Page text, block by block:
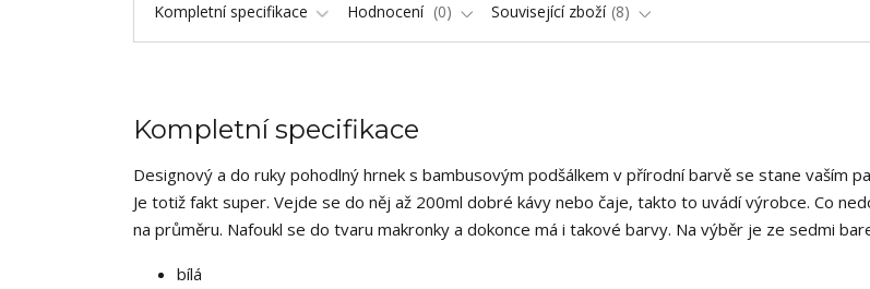
Kompletní specifikace Hodnocení 0 Související zboží 8
Kompletní specifikace
Designový a do ruky pohodlný hrnek s bambusovým podšálkem v přírodní barvě se stane vaším
Je totiž fakt super. Vejde se do něj až 200ml dobré kávy nebo čaje, takto to uvádí výrobce. Co
na průměru. Nafoukl se do tvaru makronky a dokonce má i takové barvy. Na výběr je ze sedmi
bílá